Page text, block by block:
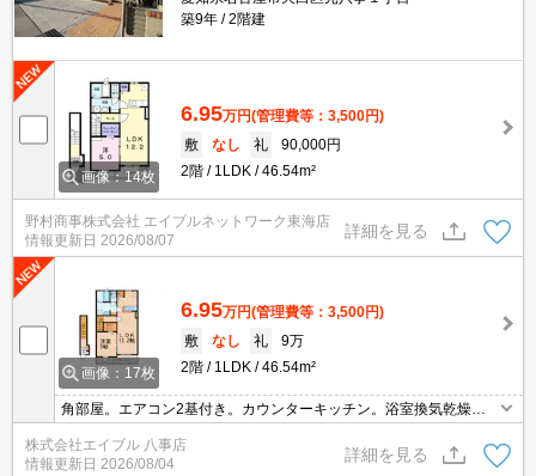
築9年
2階建
画像：14枚
6.95万円(管理費等：3,500円)
敷
なし 礼
90,000円
2階
1LDK 46.54m²
野村商事株式会社 エイブルネットワーク東海店
情報更新日 2026/08/07
詳細を見る
画像：17枚
6.95万円(管理費等：3,500円)
敷
なし 礼
9万
2階
1LDK 46.54m²
角部屋。エアコン2基付き。カウンターキッチン。浴室換気乾燥
式。追焚給湯。
株式会社エイブル 八事店
情報更新日 2026/08/04
詳細を見る